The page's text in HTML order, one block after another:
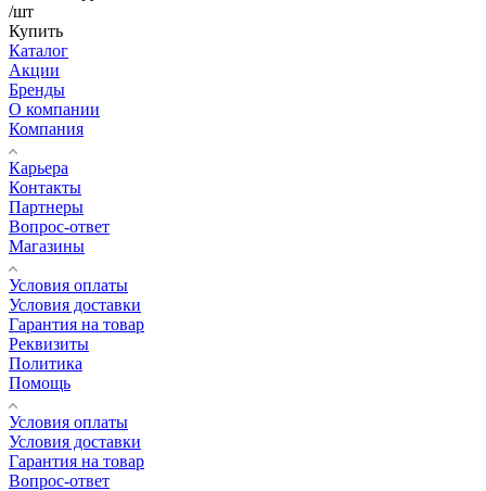
/шт
Купить
Каталог
Акции
Бренды
О компании
Компания
Карьера
Контакты
Партнеры
Вопрос-ответ
Магазины
Условия оплаты
Условия доставки
Гарантия на товар
Реквизиты
Политика
Помощь
Условия оплаты
Условия доставки
Гарантия на товар
Вопрос-ответ